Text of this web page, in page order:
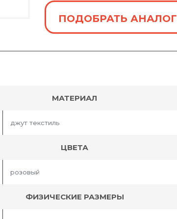
ПОДОБРАТЬ АНАЛОГ
МАТЕРИАЛ
джут текстиль
ЦВЕТА
розовый
ФИЗИЧЕСКИЕ РАЗМЕРЫ